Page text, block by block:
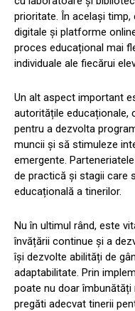
prioritate. În același
digitale și platforme
proces educațional mai
individuale ale fiecărui
Un alt aspect important
autoritățile educaționale,
pentru a dezvolta
muncii și să stimuleze
emergente.
de practică și stagii care
educațională a tinerilor.
Nu în ultimul rând, este
învățării continue și a
își dezvolte abilități de
adaptabilitate. Prin
poate nu doar
pregăti adecvat tinerii